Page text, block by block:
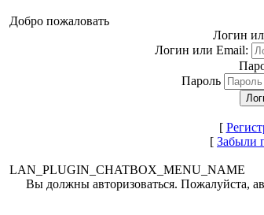
Добро пожаловать
Логин
Логин или Email:
Пароль
[
[ Забыли
LAN_PLUGIN_CHATBOX_MENU_NAME
Вы должны авторизоваться. Пожалуйста,